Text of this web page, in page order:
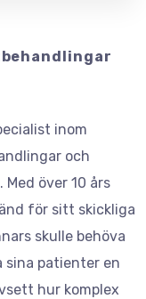
inom
och
över 10 års
för sitt skickliga
skulle behöva
sina patienter en
hur komplex